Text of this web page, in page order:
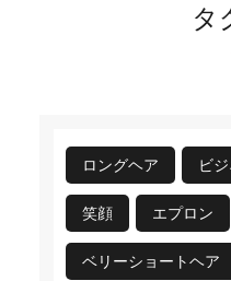
タ
ロングヘア ビ
笑顔 エプロン
ベリーショートヘア